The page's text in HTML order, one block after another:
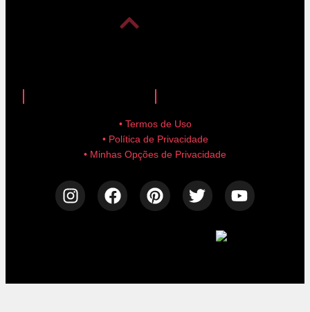
• Termos de Uso
• Política de Privacidade
• Minhas Opções de Privacidade